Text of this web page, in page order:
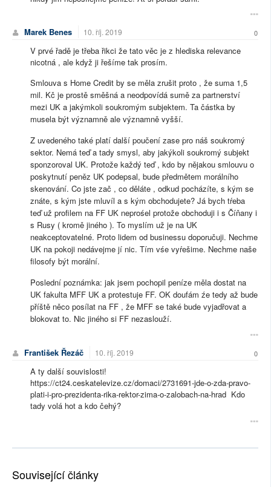
Marek Benes 10. říj. 2019 0
V prvé řadě je třeba řikci že tato věc je z hlediska relevance
nicotná , ale když ji řešíme tak prosím.
Smlouva s Home Credit by se měla zrušit proto , že suma 1,5
mil. Kč je prostě směšná a neodpovídá sumě za partnerství
mezi UK a jakýmkoli soukromým subjektem. Ta částka by
musela být významně ale významně vyšší.
Z uvedeného také platí další poučení zase pro náš soukromý
sektor. Nemá teď a tady smysl, aby jakýkoli soukromý subjekt
sponzoroval UK. Protože každý teď , kdo by nějakou smlouvu o
poskytnutí peněz UK podepsal, bude předmětem morálního
skenování. Co jste zač , co děláte , odkud pocházíte, s kým se
znáte, s kým jste mluvíl a s kým obchodujete? Já bych tŕeba
teď už profilem na FF UK neprośel protože obchoduji i s Číňany i
s Rusy ( kromě jiného ). To myslím už je na UK
neakceptovatelné. Proto lidem od businessu doporučuji. Nechme
UK na pokoji nedávejme jí nic. Tím vśe vyŕešime. Nechme naše
filosofy být morální.
Poslední poznámka: jak jsem pochopil peníze měla dostat na
UK fakulta MFF UK a protestuje FF. OK doufám źe tedy až bude
příště něco posílat na FF , že MFF se také bude vyjadřovat a
blokovat to. Nic jiného si FF nezaslouží.
František Řezáč 10. říj. 2019 0
A ty další souvislosti!
https://ct24.ceskatelevize.cz/domaci/2731691-jde-o-zda-pravo-
plati-i-pro-prezidenta-rika-rektor-zima-o-zalobach-na-hrad Kdo
tady volá hot a kdo čehý?
Související články